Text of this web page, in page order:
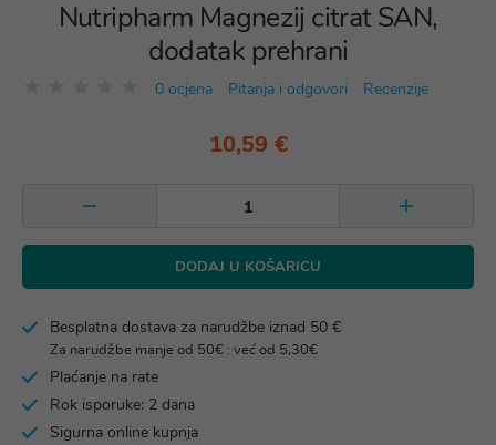
Nutripharm Magnezij citrat SAN,
dodatak prehrani
0 ocjena Pitanja i odgovori Recenzije
10,59 €
DODAJ U KOŠARICU
Besplatna dostava za narudžbe iznad 50 €
Za narudžbe manje od 50€ : već od 5,30€
Plaćanje na rate
Rok isporuke: 2 dana
Sigurna online kupnja